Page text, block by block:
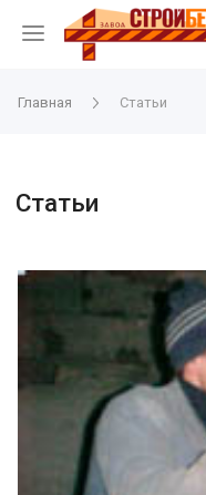
Главная Статьи
Статьи